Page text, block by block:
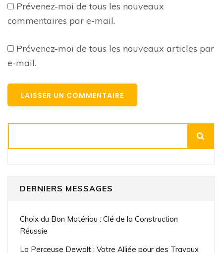
Prévenez-moi de tous les nouveaux
commentaires par e-mail.
Prévenez-moi de tous les nouveaux articles par
e-mail.
DERNIERS MESSAGES
Choix du Bon Matériau : Clé de la Construction
Réussie
La Perceuse Dewalt : Votre Alliée pour des Travaux